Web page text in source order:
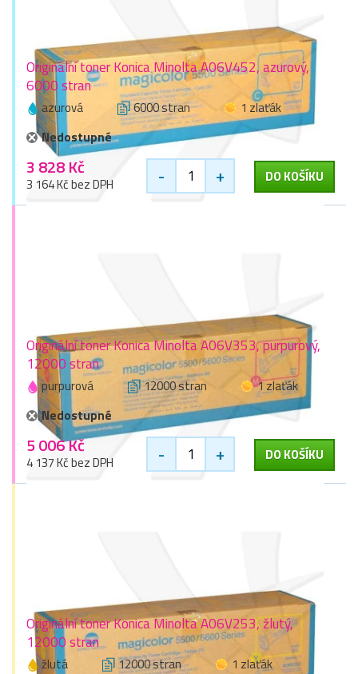
Originální toner Konica Minolta A06V452, azurový,
6000 stran
azurová 6000 stran
1 zlaťák
Nedostupné
3 828 Kč
3 164 Kč bez DPH - + DO KOŠÍKU
Originální toner Konica Minolta A06V353, purpurový,
12000 stran
purpurová 12000 stran
1 zlaťák
Nedostupné
5 006 Kč
4 137 Kč bez DPH - + DO KOŠÍKU
Originální toner Konica Minolta A06V253, žlutý,
12000 stran
žlutá 12000 stran
1 zlaťák